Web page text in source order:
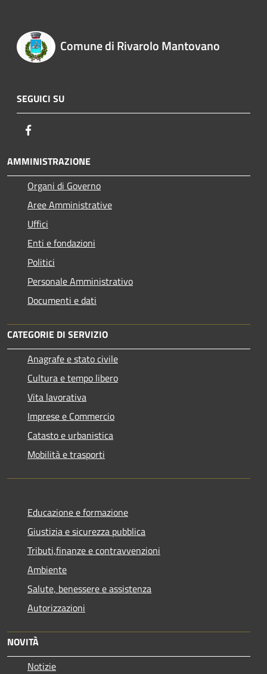
Comune di Rivarolo Mantovano
SEGUICI SU
AMMINISTRAZIONE
Organi di Governo
Aree Amministrative
Uffici
Enti e fondazioni
Politici
Personale Amministrativo
Documenti e dati
CATEGORIE DI SERVIZIO
Anagrafe e stato civile
Cultura e tempo libero
Vita lavorativa
Imprese e Commercio
Catasto e urbanistica
Mobilità e trasporti
Educazione e formazione
Giustizia e sicurezza pubblica
Tributi,finanze e contravvenzioni
Ambiente
Salute, benessere e assistenza
Autorizzazioni
NOVITÀ
Notizie